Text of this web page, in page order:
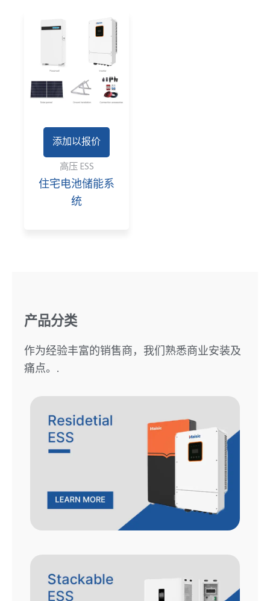
添加以报价
高压 ESS
住宅电池储能系
统
产品分类
作为经验丰富的销售商，我们熟悉商业安装及
痛点。.